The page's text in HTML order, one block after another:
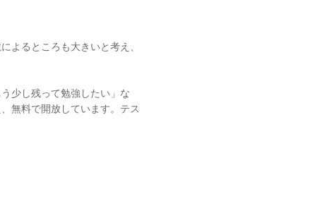
よるところも大きいと考え、
少し残って勉強したい」な
無料で開放しています。テス